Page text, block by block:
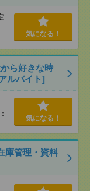
気になる！
ら好きな時
ルバイト]
気になる！
庫管理・資料